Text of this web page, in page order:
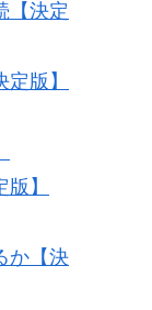
【決定
版】
】
か【決